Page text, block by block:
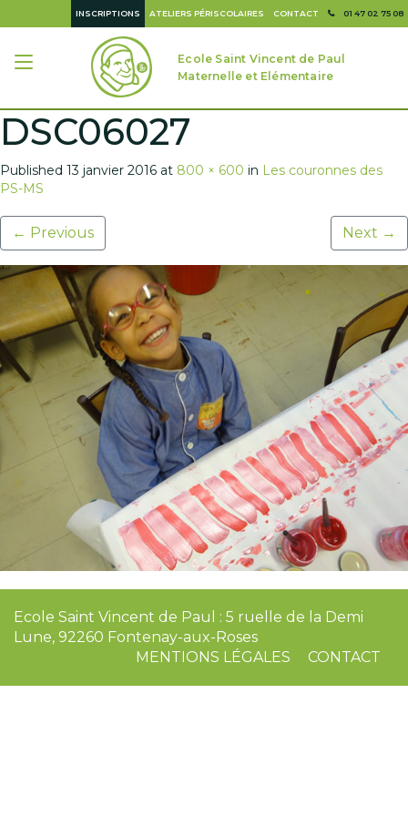
01 47 02 75 08
CONTACT
ATELIERS PÉRISCOLAIRES
INSCRIPTIONS
Ecole Saint Vincent de Paul
Maternelle et Elémentaire
DSC06027
Published 13 janvier 2016 at 800 × 600 in Les couronnes des
PS-MS
← Previous Next →
Ecole Saint Vincent de Paul : 5 ruelle de la Demi
Lune, 92260 Fontenay-aux-Roses
MENTIONS LÉGALES
CONTACT